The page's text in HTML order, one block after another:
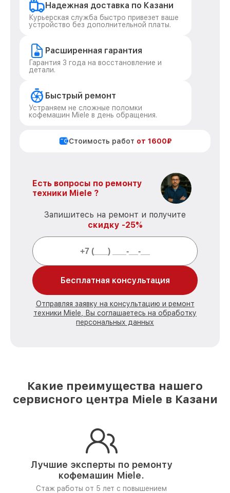
Надежная доставка по Казани
Курьерская служба быстро привезет ваше
устройство без дополнительной платы.
Расширенная гарантия
Гарантия 3 года на восстановление и
детали.
Быстрый ремонт
Устраняем не сложные поломки
кофемашин Miele в день обращения.
Стоимость работ от 1600₽
Есть вопросы по ремонту
техники Miele ?
Запишитесь на ремонт и получите
скидку -25%
Бесплатная консультация
Отправляя заявку на консультацию и ремонт
техники Miele, Вы соглашаетесь на обработку
персональных данных
Какие преимущества нашего
сервисного центра Miele в Казани
Лучшие эксперты по ремонту
кофемашин Miele.
Стаж работы от 5 лет с повышением